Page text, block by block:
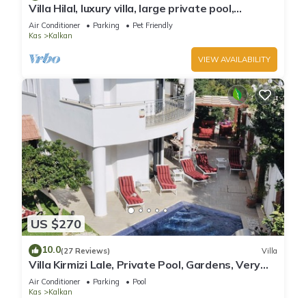
Villa Hilal, luxury villa, large private pool,
amazing panoramic views.
Air Conditioner Parking
Pet Friendly
Kas
Kalkan
VIEW AVAILABILITY
US $270
10.0(27 Reviews) Villa
Villa Kirmizi Lale, Private Pool, Gardens, Very
Close to Town - No Need for Taxi
Air Conditioner Parking
Pool
Kas
Kalkan